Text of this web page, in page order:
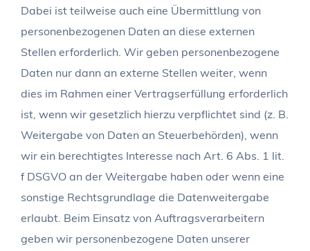
Dabei ist teilweise auch eine Übermittlung von
personenbezogenen Daten an diese externen
Stellen erforderlich. Wir geben personenbezogene
Daten nur dann an externe Stellen weiter, wenn
dies im Rahmen einer Vertragserfüllung erforderlich
ist, wenn wir gesetzlich hierzu verpflichtet sind (z. B.
Weitergabe von Daten an Steuerbehörden), wenn
wir ein berechtigtes Interesse nach Art. 6 Abs. 1 lit.
f DSGVO an der Weitergabe haben oder wenn eine
sonstige Rechtsgrundlage die Datenweitergabe
erlaubt. Beim Einsatz von Auftragsverarbeitern
geben wir personenbezogene Daten unserer